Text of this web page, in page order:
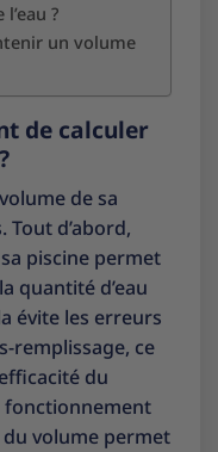
?
un volume
de calculer
de sa
d’abord,
piscine permet
quantité d’eau
évite les erreurs
remplissage, ce
du
fonctionnement
du volume permet